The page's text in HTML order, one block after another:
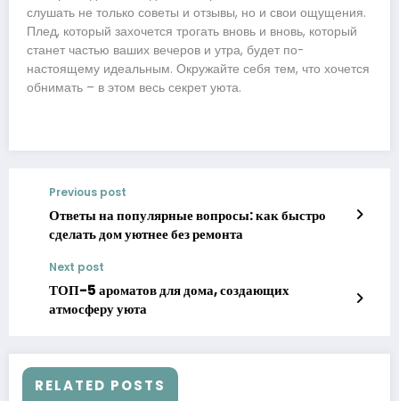
слушать не только советы и отзывы, но и свои ощущения.
Плед, который захочется трогать вновь и вновь, который
станет частью ваших вечеров и утра, будет по-
настоящему идеальным. Окружайте себя тем, что хочется
обнимать – в этом весь секрет уюта.
Previous post
Ответы на популярные вопросы: как быстро
сделать дом уютнее без ремонта
Next post
ТОП-5 ароматов для дома, создающих
атмосферу уюта
RELATED POSTS